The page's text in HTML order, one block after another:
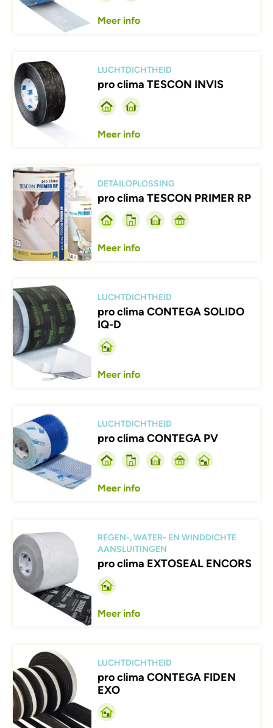
Meer info
Afbeelding
LUCHTDICHTHEID
pro clima TESCON INVIS
Meer info
Afbeelding
DETAILOPLOSSING
pro clima TESCON PRIMER RP
Meer info
Afbeelding
LUCHTDICHTHEID
pro clima CONTEGA SOLIDO
IQ-D
Meer info
Afbeelding
LUCHTDICHTHEID
pro clima CONTEGA PV
Meer info
REGEN-, WATER- EN WINDDICHTE
AANSLUITINGEN
pro clima EXTOSEAL ENCORS
Meer info
Afbeelding
LUCHTDICHTHEID
pro clima CONTEGA FIDEN
EXO